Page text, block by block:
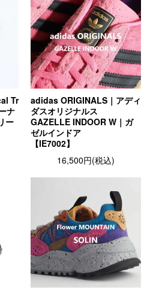
Tr
ナ
ー
adidas ORIGINALS｜アディ
ダスオリジナルス
GAZELLE INDOOR W｜ガ
ゼルインドア
【IE7002】
16,500円(税込)